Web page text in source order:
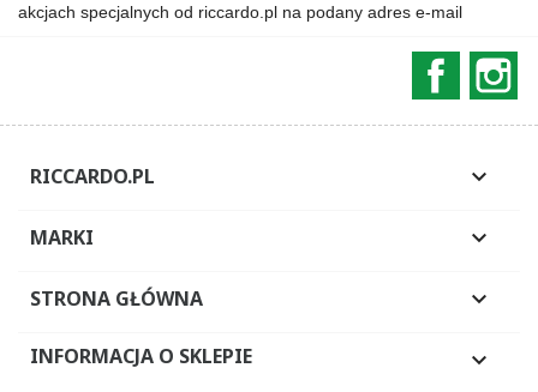
akcjach specjalnych od riccardo.pl na podany adres e-mail
RICCARDO.PL 
MARKI 
STRONA GŁÓWNA 
INFORMACJA O SKLEPIE 